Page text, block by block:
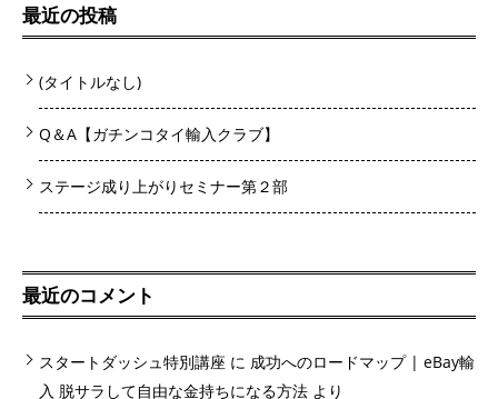
最近の投稿
(タイトルなし)
Q＆A【ガチンコタイ輸入クラブ】
ステージ成り上がりセミナー第２部
最近のコメント
スタートダッシュ特別講座 に 成功へのロードマップ | eBay輸
入 脱サラして自由な金持ちになる方法 より